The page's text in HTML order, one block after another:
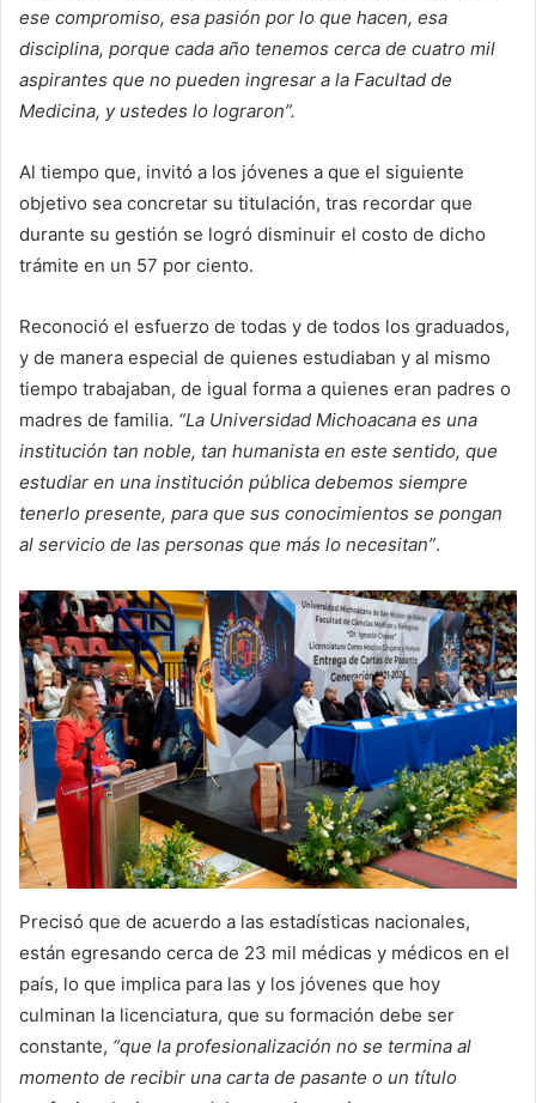
ese compromiso, esa pasión por lo que hacen, esa
disciplina, porque cada año tenemos cerca de cuatro mil
aspirantes que no pueden ingresar a la Facultad de
Medicina, y ustedes lo lograron”.
Al tiempo que, invitó a los jóvenes a que el siguiente
objetivo sea concretar su titulación, tras recordar que
durante su gestión se logró disminuir el costo de dicho
trámite en un 57 por ciento.
Reconoció el esfuerzo de todas y de todos los graduados,
y de manera especial de quienes estudiaban y al mismo
tiempo trabajaban, de igual forma a quienes eran padres o
madres de familia. “La Universidad Michoacana es una
institución tan noble, tan humanista en este sentido, que
estudiar en una institución pública debemos siempre
tenerlo presente, para que sus conocimientos se pongan
al servicio de las personas que más lo necesitan”.
Precisó que de acuerdo a las estadísticas nacionales,
están egresando cerca de 23 mil médicas y médicos en el
país, lo que implica para las y los jóvenes que hoy
culminan la licenciatura, que su formación debe ser
constante, “que la profesionalización no se termina al
momento de recibir una carta de pasante o un título